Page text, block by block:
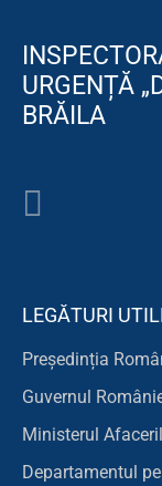
URGENȚĂ
BRĂILA
LEGĂTURI
Președinția
Guvernul
Ministerul
Departamentul